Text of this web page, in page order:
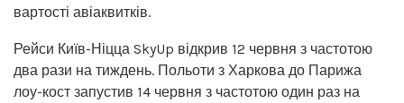
вартості авіаквитків.
Рейси Київ-Ніцца SkyUp відкрив 12 червня з частотою
два рази на тиждень. Польоти з Харкова до Парижа
лоу-кост запустив 14 червня з частотою один раз на